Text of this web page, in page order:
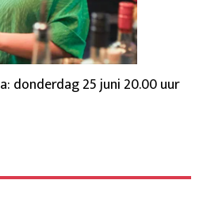
donderdag 25 juni 20.00 uur